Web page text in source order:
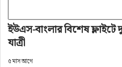
ইউএস-বাংলার বিশেষ ফ্লাইটে
যাত্রী
৫ মাস আগে